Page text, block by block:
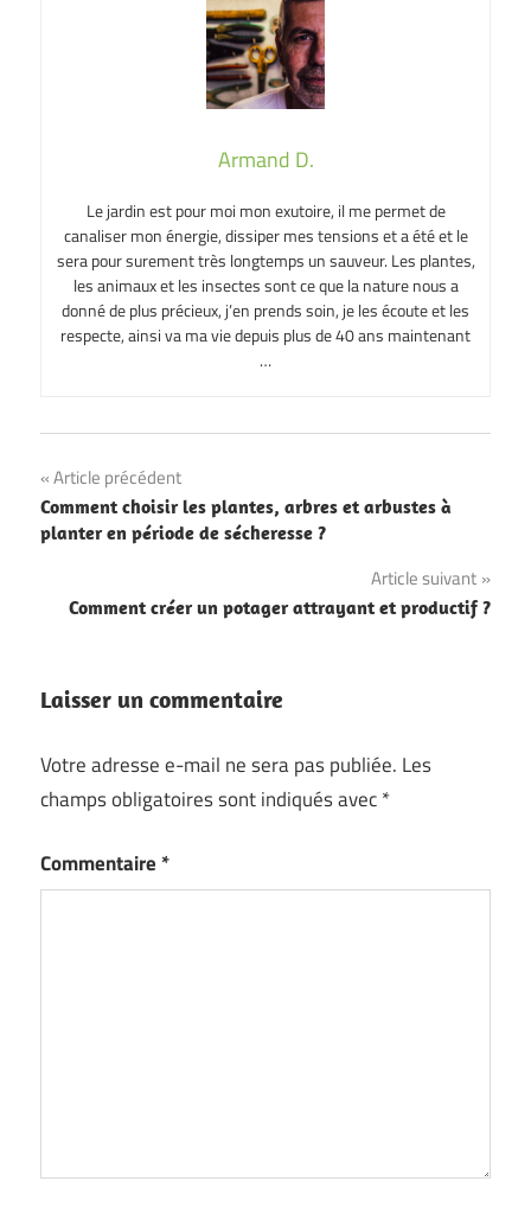
Armand D.
Le jardin est pour moi mon exutoire, il me permet de
canaliser mon énergie, dissiper mes tensions et a été et le
sera pour surement très longtemps un sauveur. Les plantes,
les animaux et les insectes sont ce que la nature nous a
donné de plus précieux, j’en prends soin, je les écoute et les
respecte, ainsi va ma vie depuis plus de 40 ans maintenant
…
Navigation
de
Article précédent
Comment choisir les plantes, arbres et arbustes à
planter en période de sécheresse ?
Article suivant
Comment créer un potager attrayant et productif ?
Laisser un commentaire
Votre adresse e-mail ne sera pas publiée. Les
champs obligatoires sont indiqués avec*
Commentaire *